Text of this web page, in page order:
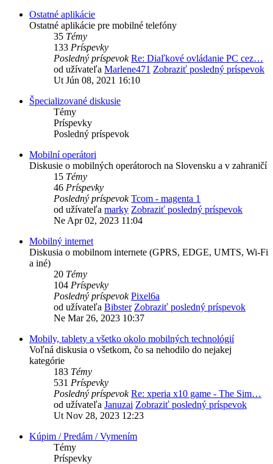
Ostatné aplikácie
Ostatné aplikácie pre mobilné telefóny
35 Témy
133 Príspevky
Posledný príspevok Re: Diaľkové ovládanie PC cez…
od užívateľa Marlene471 Zobraziť posledný príspevok
Ut Jún 08, 2021 16:10
Špecializované diskusie
Témy
Príspevky
Posledný príspevok
Mobilní operátori
Diskusie o mobilných operátoroch na Slovensku a v zahraničí
15 Témy
46 Príspevky
Posledný príspevok Tcom - magenta 1
od užívateľa marky Zobraziť posledný príspevok
Ne Apr 02, 2023 11:04
Mobilný internet
Diskusia o mobilnom internete (GPRS, EDGE, UMTS, Wi-Fi
a iné)
20 Témy
104 Príspevky
Posledný príspevok Pixel6a
od užívateľa Bibster Zobraziť posledný príspevok
Ne Mar 26, 2023 10:37
Mobily, tablety a všetko okolo mobilných technológií
Voľná diskusia o všetkom, čo sa nehodilo do nejakej
kategórie
183 Témy
531 Príspevky
Posledný príspevok Re: xperia x10 game - The Sim…
od užívateľa Januzai Zobraziť posledný príspevok
Ut Nov 28, 2023 12:23
Kúpim / Predám / Vymením
Témy
Príspevky